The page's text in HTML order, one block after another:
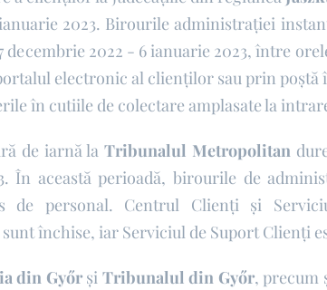
2023. Birourile administrației
decembrie 2022 - 6 ianuarie 2023, între
electronic al clienților sau prin poștă
în cutiile de colectare amplasate la
de iarnă laTribunalul Metropolitan
În această perioadă, birourile de
de personal. Centrul Clienți și
închise, iar Serviciul de Suport Clienți
din Győrși Tribunalul din Győr, precum